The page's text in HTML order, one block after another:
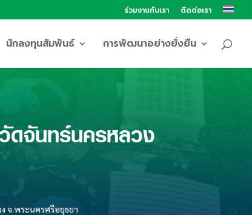
ร่วมงานกับเรา ติดต่อเรา
นักลงทุนสัมพันธ์ การพัฒนาอย่างยั่งยืน
ดจันทร์นครหลวง
จ.พระนครศรีอยุธยา